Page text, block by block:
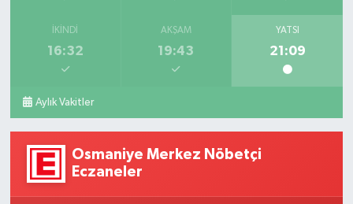
İKINDI
16:32
AKŞAM
19:43
YATSI
21:09
Aylık Vakitler
Osmaniye Merkez Nöbetçi
Eczaneler